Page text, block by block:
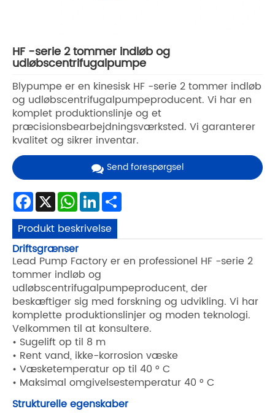
HF -serie 2 tommer indløb og
udløbscentrifugalpumpe
Blypumpe er en kinesisk HF -serie 2 tommer indløb
og udløbscentrifugalpumpeproducent. Vi har en
komplet produktionslinje og et
præcisionsbearbejdningsværksted. Vi garanterer
kvalitet og sikrer inventar.
Send forespørgsel
Facebook
X WhatsApp
LinkedIn
Produkt beskrivelse
Driftsgrænser
Lead Pump Factory er en professionel HF -serie 2
tommer indløb og
udløbscentrifugalpumpeproducent, der
beskæftiger sig med forskning og udvikling. Vi har
komplette produktionslinjer og moden teknologi.
Velkommen til at konsultere.
• Sugelift op til 8 m
• Rent vand, ikke-korrosion væske
• Væsketemperatur op til 40 ° C
• Maksimal omgivelsestemperatur 40 ° C
Strukturelle egenskaber